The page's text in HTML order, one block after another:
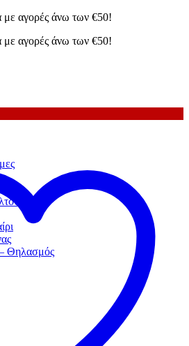
με αγορές άνω των €50!
με αγορές άνω των €50!
Θηλασμός